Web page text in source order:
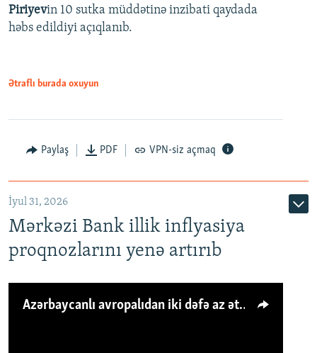
Piriyevin 10 sutka müddətinə inzibati qaydada
həbs edildiyi açıqlanıb.
Ətraflı burada oxuyun
Paylaş PDF VPN-siz açmaq
İyul 31, 2026
Mərkəzi Bank illik inflyasiya
proqnozlarını yenə artırıb
Azərbaycanlı avropalıdan iki dəfə az ət yeyir, amma... 'Qiymət artımı qaçılmazdır'